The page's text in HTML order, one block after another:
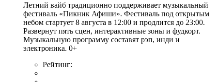
Летний вайб традиционно поддерживает музыкальный
фестиваль «Пикник Афиши». Фестиваль под открытым
небом стартует 8 августа в 12:00 и продлится до 23:00.
Развернут пять сцен, интерактивные зоны и фудкорт.
Музыкальную программу составят рэп, инди и
электроника. 0+
Рейтинг: